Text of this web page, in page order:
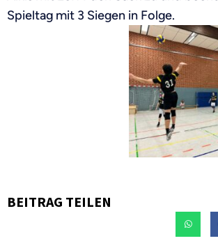
Spieltag mit 3 Siegen in Folge.
BEITRAG TEILEN